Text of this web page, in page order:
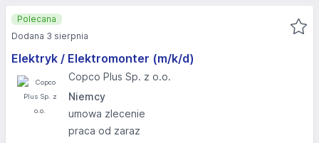
Elektryk / Elektromonter (m/k/d)
Copco Plus Sp. z o.o.
Niemcy
umowa zlecenie
praca od zaraz
Polecana
Dodana 3 sierpnia